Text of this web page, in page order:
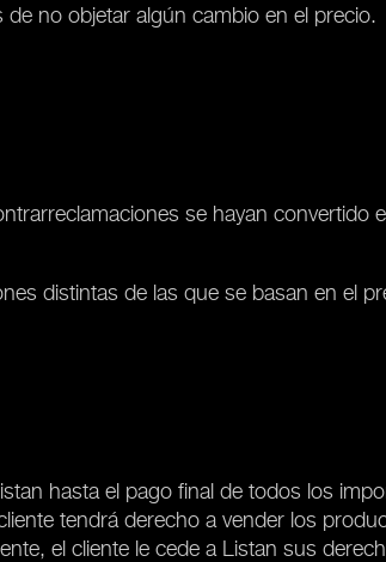
no objetar algún cambio en el precio.
se hayan convertido
distintas de las que se basan en el
hasta el pago final de todos los
tendrá derecho a vender los
el cliente le cede a Listan sus